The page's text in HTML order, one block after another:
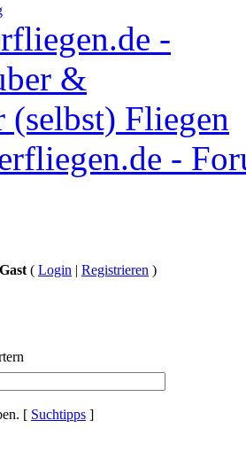
-
( Login | Registrieren )
[ Suchtipps ]